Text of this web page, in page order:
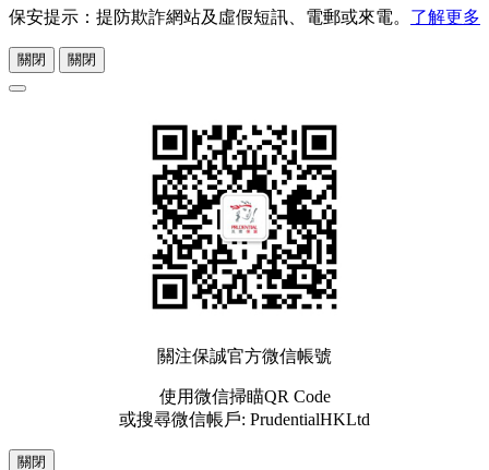
保安提示：提防欺詐網站及虛假短訊、電郵或來電。 了解更多
關閉 關閉
關注保誠官方微信帳號
使用微信掃瞄QR Code
或搜尋微信帳戶: PrudentialHKLtd
關閉